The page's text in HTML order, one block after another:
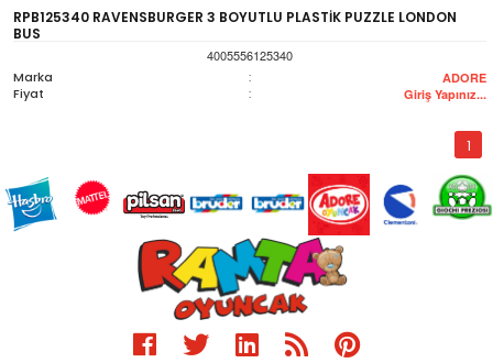
RPB125340 RAVENSBURGER 3 BOYUTLU PLASTİK PUZZLE LONDON
BUS
4005556125340
Marka
: ADORE
Fiyat : Giriş Yapınız...
1